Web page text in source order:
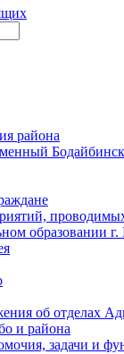
района
образовании г.
об отделах
и района
задачи и